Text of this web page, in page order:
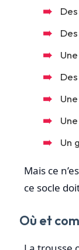
Un
Mais ce
ce socle
Où et